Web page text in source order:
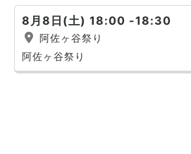
8月8日(土) 18:00 -18:30
阿佐ヶ谷祭り
阿佐ヶ谷祭り